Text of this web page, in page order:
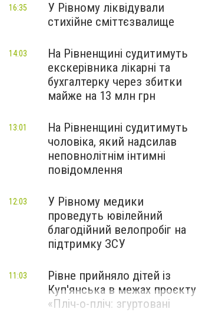
У Рівному ліквідували
стихійне сміттєзвалище
16:35
На Рівненщині судитимуть
екскерівника лікарні та
бухгалтерку через збитки
майже на 13 млн грн
14:03
На Рівненщині судитимуть
чоловіка, який надсилав
неповнолітнім інтимні
повідомлення
13:01
У Рівному медики
проведуть ювілейний
благодійний велопробіг на
підтримку ЗСУ
12:03
Рівне прийняло дітей із
Куп'янська в межах проєкту
«Пліч-о-пліч: згуртовані
11:03